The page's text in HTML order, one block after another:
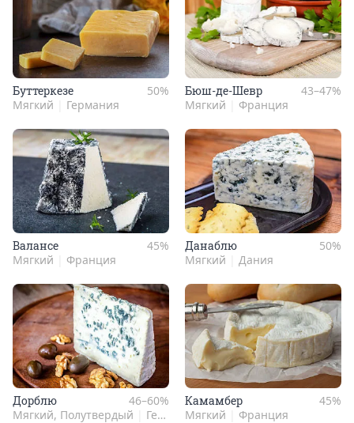
Бут­терке­зе
50%
Мягкий
Германия
Бюш-де-Шевр
43–47%
Мягкий
Франция
Валан­се
45%
Мягкий
Франция
Данаб­лю
50%
Мягкий
Дания
Дор­блю
46–60%
Мягкий, Полутвердый
Германия
Камам­бер
45%
Мягкий
Франция